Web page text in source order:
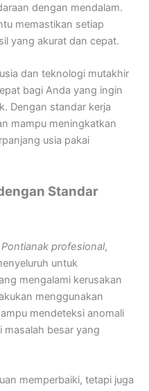
dengan mendalam.
memastikan setiap
yang akurat dan cepat.
dan teknologi mutakhir
bagi Anda yang ingin
Dengan standar kerja
mampu meningkatkan
usia pakai
Standar
profesional,
untuk
mengalami kerusakan
menggunakan
mendeteksi anomali
masalah besar yang
memperbaiki, tetapi juga